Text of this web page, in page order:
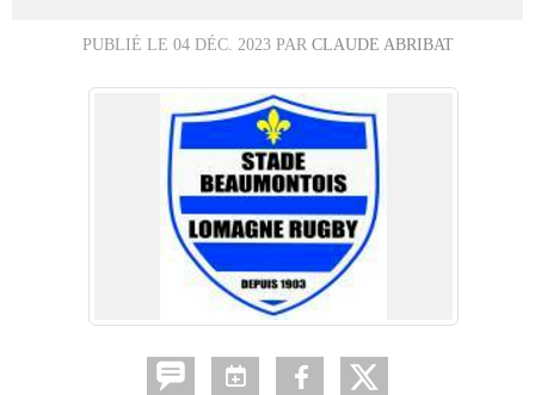
PUBLIÉ LE 04 DÉC. 2023PAR CLAUDE ABRIBAT